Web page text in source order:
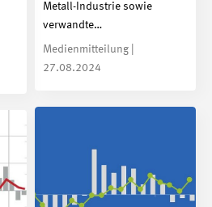
Metall-Industrie sowie
verwandte…
Medienmitteilung |
27.08.2024